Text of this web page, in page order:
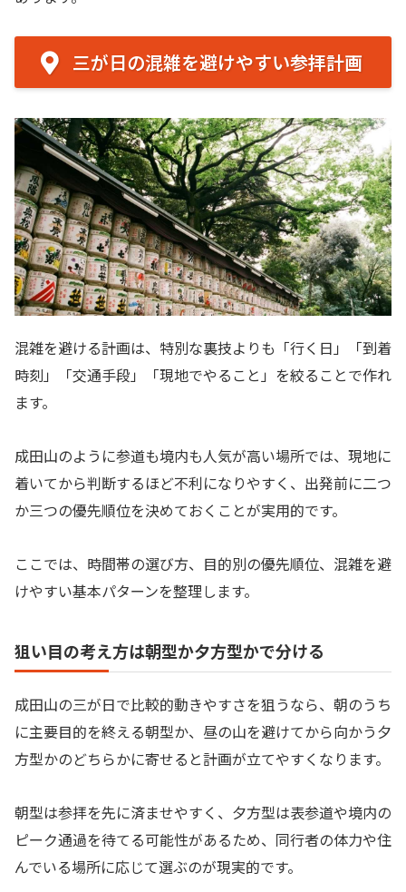
三が日の混雑を避けやすい参拝計画
混雑を避ける計画は、特別な裏技よりも「行く日」「到着
時刻」「交通手段」「現地でやること」を絞ることで作れ
ます。
成田山のように参道も境内も人気が高い場所では、現地に
着いてから判断するほど不利になりやすく、出発前に二つ
か三つの優先順位を決めておくことが実用的です。
ここでは、時間帯の選び方、目的別の優先順位、混雑を避
けやすい基本パターンを整理します。
狙い目の考え方は朝型か夕方型かで分ける
成田山の三が日で比較的動きやすさを狙うなら、朝のうち
に主要目的を終える朝型か、昼の山を避けてから向かう夕
方型かのどちらかに寄せると計画が立てやすくなります。
朝型は参拝を先に済ませやすく、夕方型は表参道や境内の
ピーク通過を待てる可能性があるため、同行者の体力や住
んでいる場所に応じて選ぶのが現実的です。